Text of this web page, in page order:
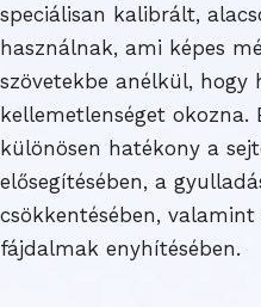
speciálisan kalibrált,
használnak, ami képes
szövetekbe anélkül, hogy
kellemetlenséget okozna.
különösen hatékony a
elősegítésében, a
csökkentésében,
fájdalmak enyhítésében.